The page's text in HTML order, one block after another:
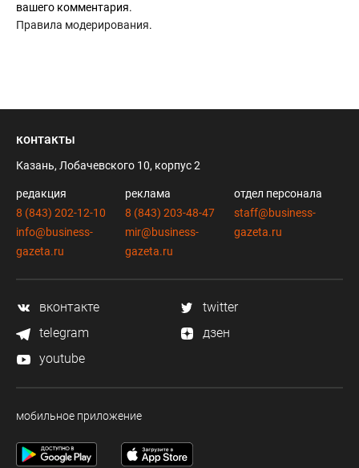
вашего комментария.
Правила модерирования.
контакты
Казань, Лобачевского 10, корпус 2
редакция
8 (843) 202-12-10
info@business-
gazeta.ru
реклама
8 (843) 203-48-47
mir@business-
gazeta.ru
отдел персонала
staff@business-
gazeta.ru
вконтакте
twitter
telegram
дзен
youtube
мобильное приложение